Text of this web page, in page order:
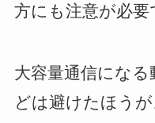
方にも注意が必要
大容量通信にな
どは避けたほう